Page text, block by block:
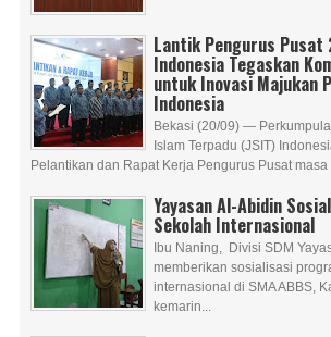
Lantik Pengurus Pusat
Indonesia Tegaskan
untuk Inovasi Majukan
Indonesia
Bekasi (20/09) —
Islam Terpadu (JSIT)
Pelantikan dan Rapat Kerja Pengurus Pusat masa
Yayasan Al-Abidin
Sekolah Internasional
Ibu Naning, Divisi SDM
memberikan sosialisasi
internasional di SMA ABBS,
kemarin...